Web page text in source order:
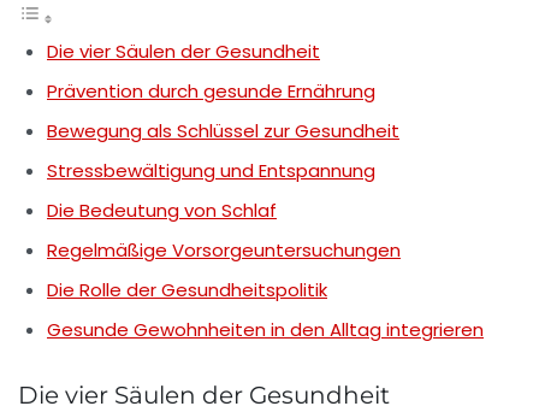
Die vier Säulen der Gesundheit
Prävention durch gesunde Ernährung
Bewegung als Schlüssel zur Gesundheit
Stressbewältigung und Entspannung
Die Bedeutung von Schlaf
Regelmäßige Vorsorgeuntersuchungen
Die Rolle der Gesundheitspolitik
Gesunde Gewohnheiten in den Alltag integrieren
Die vier Säulen der Gesundheit